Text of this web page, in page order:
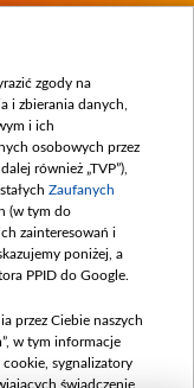
zgody na
i zbierania danych,
i ich
osobowych przez
również „TVP”),
Zaufanych
(w tym do
zainteresowań i
poniżej, a
PPID do Google.
przez Ciebie naszych
w tym informacje
sygnalizatory
świadczenie